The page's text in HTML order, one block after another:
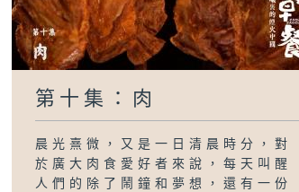
第十集：肉
晨光熹微，又是一日清晨時分，對
於廣大肉食愛好者來說，每天叫醒
人們的除了鬧鐘和夢想，還有一份